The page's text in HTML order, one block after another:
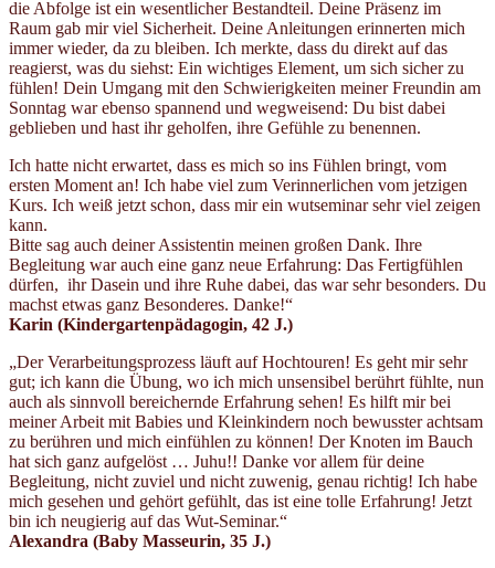
die Abfolge ist ein wesentlicher Bestandteil. Deine Präsenz im
Raum gab mir viel Sicherheit. Deine Anleitungen erinnerten mich
immer wieder, da zu bleiben. Ich merkte, dass du direkt auf das
reagierst, was du siehst: Ein wichtiges Element, um sich sicher zu
fühlen! Dein Umgang mit den Schwierigkeiten meiner Freundin am
Sonntag war ebenso spannend und wegweisend: Du bist dabei
geblieben und hast ihr geholfen, ihre Gefühle zu benennen.
Ich hatte nicht erwartet, dass es mich so ins Fühlen bringt, vom
ersten Moment an! Ich habe viel zum Verinnerlichen vom jetzigen
Kurs. Ich weiß jetzt schon, dass mir ein wutseminar sehr viel zeigen
kann.
Bitte sag auch deiner Assistentin meinen großen Dank. Ihre
Begleitung war auch eine ganz neue Erfahrung: Das Fertigfühlen
dürfen, ihr Dasein und ihre Ruhe dabei, das war sehr besonders. Du
machst etwas ganz Besonderes. Danke!“
Karin (Kindergartenpädagogin, 42 J.)
„Der Verarbeitungsprozess läuft auf Hochtouren! Es geht mir sehr
gut; ich kann die Übung, wo ich mich unsensibel berührt fühlte, nun
auch als sinnvoll bereichernde Erfahrung sehen! Es hilft mir bei
meiner Arbeit mit Babies und Kleinkindern noch bewusster achtsam
zu berühren und mich einfühlen zu können! Der Knoten im Bauch
hat sich ganz aufgelöst … Juhu!! Danke vor allem für deine
Begleitung, nicht zuviel und nicht zuwenig, genau richtig! Ich habe
mich gesehen und gehört gefühlt, das ist eine tolle Erfahrung! Jetzt
bin ich neugierig auf das Wut-Seminar.“
Alexandra (Baby Masseurin, 35 J.)